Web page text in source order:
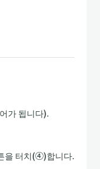
가 됩니다).
을 터치(④)합니다.